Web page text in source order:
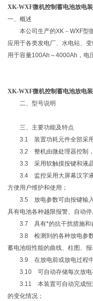
XK-WXF微机控制蓄电池放电
一、概述
本公司生产的XK－WXF型微
应用于各类发电厂、水电站、
用于容量100Ah～4000Ah，电
​XK-WXF微机控制蓄电池放电
二、型号说明
三、主要功能及特点
3.1 装置功耗元件全部采用
3.2 整机由微处理器控制，
3.3 采用软触摸按键和液晶
3.4 监控采用大屏幕汉字液
方便用户维护和使用；
3.5 放电参数可由按键输入
具有电池各种越限报警、自动
3.7 具有*的抗干扰措施和自
3.8 检测到的各种放电参数
蓄电池组性能的曲线、柱图、
3.9 在放电前或放电过程中
3.10 可自动存储每次放电
3.11 本装置可自动完成恒流
的变化情况；